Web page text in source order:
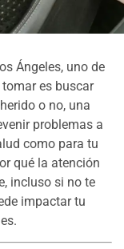
Ángeles, uno de
es buscar
o no, una
problemas a
como para tu
qué la atención
incluso si no te
impactar tu